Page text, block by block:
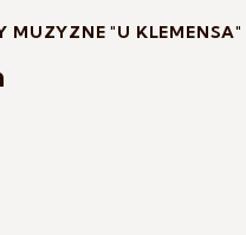
MUZYZNE "U KLEMENSA"